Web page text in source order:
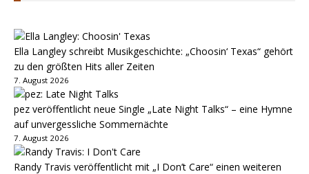
Ella Langley schreibt Musikgeschichte: „Choosin‘ Texas“ gehört
zu den größten Hits aller Zeiten
7. August 2026
pez veröffentlicht neue Single „Late Night Talks“ – eine Hymne
auf unvergessliche Sommernächte
7. August 2026
Randy Travis veröffentlicht mit „I Don’t Care“ einen weiteren